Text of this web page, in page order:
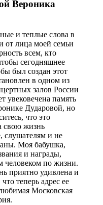
Вероника
и теплые слова в
от лица моей семьи
всем, кто
сегодняшнее
был создан этот
в одном из
залов России
увековечена память
Дударовой, но
что это
свою жизнь
слушателям и не
Моя бабушка,
и награды,
человеком по жизни.
приятно удивлена и
теперь адрес ее
Московская